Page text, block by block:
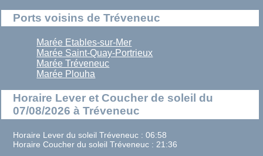
Ports voisins de Tréveneuc
Marée Etables-sur-Mer
Marée Saint-Quay-Portrieux
Marée Tréveneuc
Marée Plouha
Horaire Lever et Coucher de soleil du
07/08/2026 à Tréveneuc
Horaire Lever du soleil Tréveneuc : 06:58
Horaire Coucher du soleil Tréveneuc : 21:36